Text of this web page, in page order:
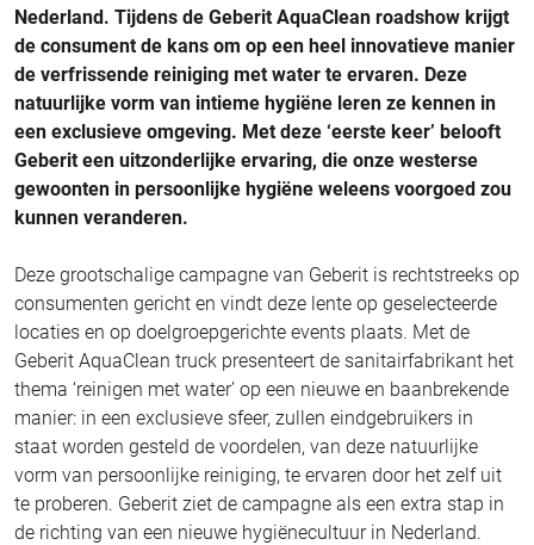
Nederland. Tijdens de Geberit AquaClean roadshow krijgt
de consument de kans om op een heel innovatieve manier
de verfrissende reiniging met water te ervaren. Deze
natuurlijke vorm van intieme hygiëne leren ze kennen in
een exclusieve omgeving. Met deze ‘eerste keer’ belooft
Geberit een uitzonderlijke ervaring, die onze westerse
gewoonten in persoonlijke hygiëne weleens voorgoed zou
kunnen veranderen.
Deze grootschalige campagne van Geberit is rechtstreeks op
consumenten gericht en vindt deze lente op geselecteerde
locaties en op doelgroepgerichte events plaats. Met de
Geberit AquaClean truck presenteert de sanitairfabrikant het
thema ‘reinigen met water’ op een nieuwe en baanbrekende
manier: in een exclusieve sfeer, zullen eindgebruikers in
staat worden gesteld de voordelen, van deze natuurlijke
vorm van persoonlijke reiniging, te ervaren door het zelf uit
te proberen. Geberit ziet de campagne als een extra stap in
de richting van een nieuwe hygiënecultuur in Nederland.